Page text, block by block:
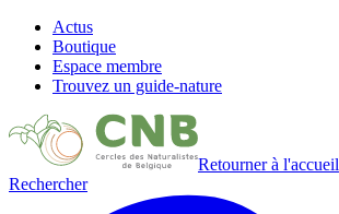
Actus
Boutique
Espace membre
Trouvez un guide-nature
Retourner à l'accueil
Rechercher